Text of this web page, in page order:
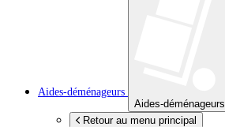
Aides-déménageurs
Aides-déménageurs
Retour au menu principal